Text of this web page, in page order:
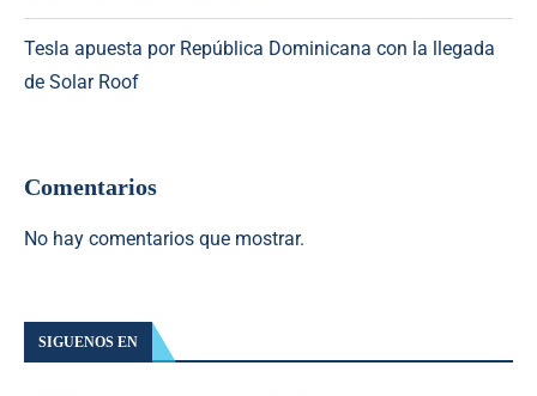
Tesla apuesta por República Dominicana con la llegada
de Solar Roof
Comentarios
No hay comentarios que mostrar.
SIGUENOS EN